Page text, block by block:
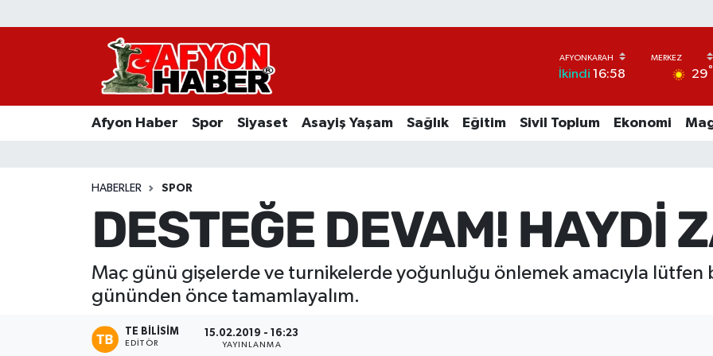
İkindi 16:58 29°
Afyon Haber Spor Siyaset Asayiş Yaşam Sağlık Eğitim Sivil Toplum Ekonomi
HABERLER SPOR
DESTEĞE DEVAM! HAYDİ
Maç günü gişelerde ve turnikelerde yoğunluğu önlemek amacıyla lütfen
gününden önce tamamlayalım.
TE BILISIM
EDITÖR
15.02.2019 - 16:23
YAYINLANMA
Afyon Haber
Asayiş Yaşam
Sivil Toplum
Ekonomi